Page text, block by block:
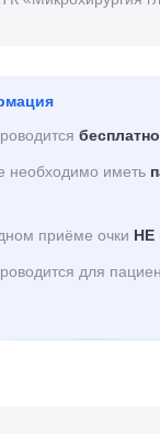
бесплатно
необходимо иметь
приёме очки НЕ
для